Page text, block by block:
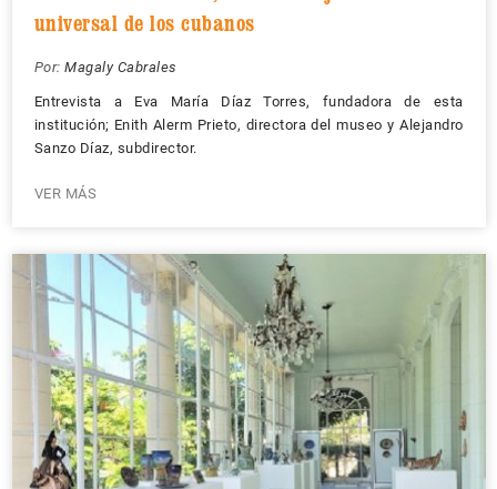
universal de los cubanos
Por: Magaly Cabrales
Entrevista a Eva María Díaz Torres, fundadora de esta
institución; Enith Alerm Prieto, directora del museo y Alejandro
Sanzo Díaz, subdirector.
VER MÁS